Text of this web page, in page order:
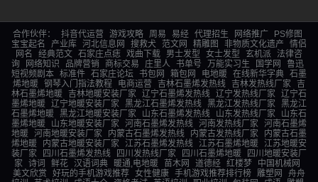
合作伙伴： 抖音代运营 游戏攻略 周易 易经 代理招生 网络推广
PS修图
宝宝起名
产业库 河北信息网 搜救犬 范文网 精雕图 非物质文化遗产
情侣
网名
经典范文 石家庄点痣 戏曲下载 男士发型 女士发型 玄机派
法律咨
询
网络知识 品牌营销 商标交易 庄里人 书单号 万能实习生 国学网
鲁迅
短视频剧本 标准件 石家庄论坛 书包网 箱包网 电地暖 在线新华字典 石墨
烯地暖 钢琴入门指法教程 电商运营 吉林石墨烯发热线 吉林发热线厂家
吉
林石墨烯地暖
吉林地暖安装厂家 辽宁石墨烯发热线 辽宁发热线厂家
辽宁石
墨烯地暖 辽宁地暖安装厂家 黑龙江石墨烯发热线 黑龙江发热线厂家
黑龙江
石墨烯地暖 黑龙江地暖安装厂家 山东石墨烯发热线 山东发热线厂家
山东石
墨烯地暖
山东地暖安装厂家 河南石墨烯发热线 河南发热线厂家
河南石墨烯
地暖 河南地暖安装厂家 内蒙古石墨烯发热线 内蒙古发热线厂家
内蒙古石墨
烯地暖
内蒙古地暖安装厂家 江苏石墨烯发热线 江苏石墨烯地暖
江苏地暖安
装厂家
四川石墨烯发热线 四川发热线厂家 四川石墨烯地暖
四川地暖安装厂
家
诗词 鲜花 汉语词典 暖通,电地暖 苗木网 道德经 红楼梦
中国机械网
美文欣赏
好玩的手机游戏推荐 女性健康 手机游戏推荐排行榜 雕塑网
舟舟